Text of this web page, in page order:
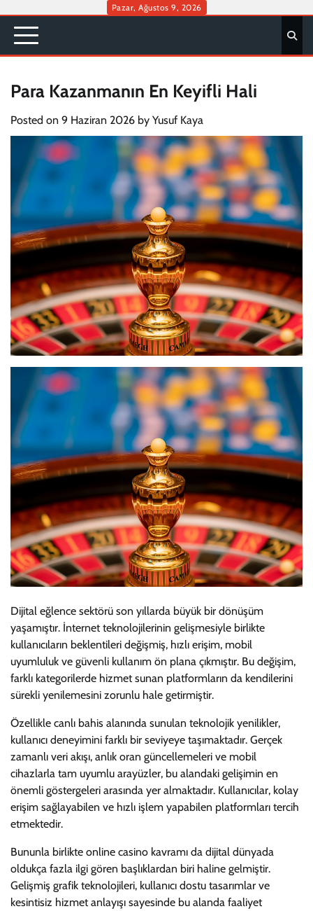
content
Pazar, Ağustos 9, 2026
Para Kazanmanın En Keyifli Hali
Posted on 9 Haziran 2026 by Yusuf Kaya
Dijital eğlence sektörü son yıllarda büyük bir dönüşüm
yaşamıştır. İnternet teknolojilerinin gelişmesiyle birlikte
kullanıcıların beklentileri değişmiş, hızlı erişim, mobil
uyumluluk ve güvenli kullanım ön plana çıkmıştır. Bu değişim,
farklı kategorilerde hizmet sunan platformların da kendilerini
sürekli yenilemesini zorunlu hale getirmiştir.
Özellikle canlı bahis alanında sunulan teknolojik yenilikler,
kullanıcı deneyimini farklı bir seviyeye taşımaktadır. Gerçek
zamanlı veri akışı, anlık oran güncellemeleri ve mobil
cihazlarla tam uyumlu arayüzler, bu alandaki gelişimin en
önemli göstergeleri arasında yer almaktadır. Kullanıcılar, kolay
erişim sağlayabilen ve hızlı işlem yapabilen platformları tercih
etmektedir.
Bununla birlikte online casino kavramı da dijital dünyada
oldukça fazla ilgi gören başlıklardan biri haline gelmiştir.
Gelişmiş grafik teknolojileri, kullanıcı dostu tasarımlar ve
kesintisiz hizmet anlayışı sayesinde bu alanda faaliyet